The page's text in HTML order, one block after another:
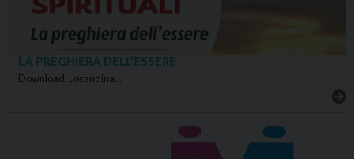
LA PREGHIERA DELL’ESSERE
Download: Locandina…